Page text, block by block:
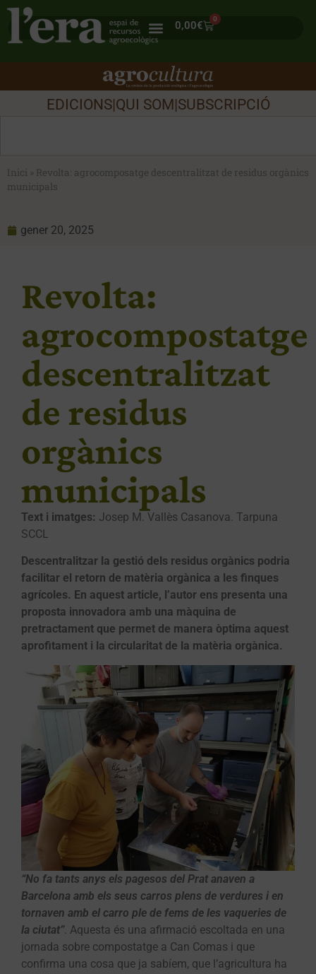
0,00€
0
EDICIONS|QUI SOM|SUBSCRIPCIÓ
Inici » Revolta: agrocomposatge descentralitzat de residus orgànics
municipals
gener 20, 2025
Revolta:
agrocompostatge
descentralitzat
de residus
orgànics
municipals
Text i imatges: Josep M. Vallès Casanova. Tarpuna
SCCL
Descentralitzar la gestió dels residus orgànics podria
facilitar el retorn de matèria orgànica a les finques
agrícoles. En aquest article, l’autor ens presenta una
proposta innovadora amb una màquina de
pretractament que permet de manera òptima aquest
aprofitament i la circularitat de la matèria orgànica.
“No fa tants anys els pagesos del Prat anaven a
Barcelona amb els seus carros plens de verdures i en
tornaven amb el carro ple de fems de les vaqueries de
la ciutat”. Aquesta és una afirmació escoltada en una
jornada sobre compostatge a Can Comas i que
confirma una cosa que ja sabíem, que l’agricultura ha